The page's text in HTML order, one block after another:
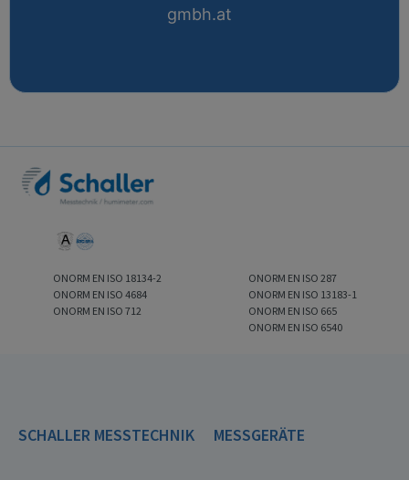
gmbh.at
ONORM EN ISO 18134-2
ONORM EN ISO 4684
ONORM EN ISO 712
ONORM EN ISO 287
ONORM EN ISO 13183-1
ONORM EN ISO 665
ONORM EN ISO 6540
SCHALLER MESSTECHNIK MESSGERÄTE